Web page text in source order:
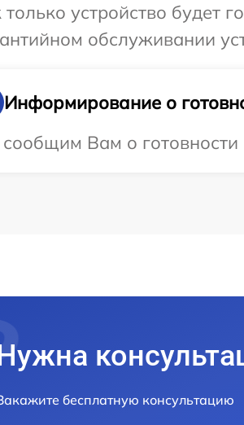
только устройство будет
обслуживании
Информирование о
Вам о готовности
бесплатную консультацию